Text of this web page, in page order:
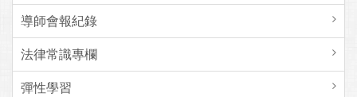
導師會報紀錄
法律常識專欄
彈性學習